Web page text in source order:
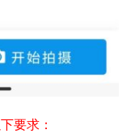
要求：